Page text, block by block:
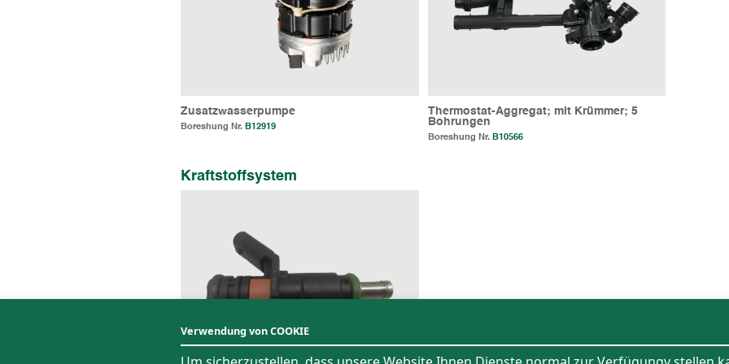
Zusatzwasserpumpe
Boreshung Nr. B12919
Thermostat-Aggregat; mit Krümmer; 5
Bohrungen
Boreshung Nr. B10566
Kraftstoffsystem
Verwendung von COOKIE